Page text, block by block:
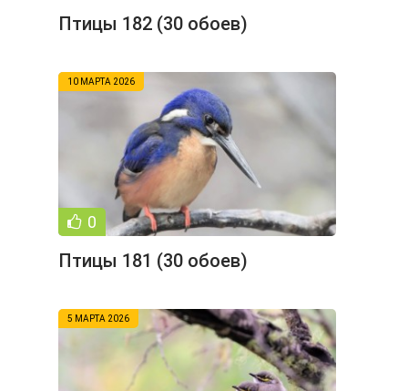
Птицы 182 (30 обоев)
10 МАРТА 2026
0
Птицы 181 (30 обоев)
5 МАРТА 2026